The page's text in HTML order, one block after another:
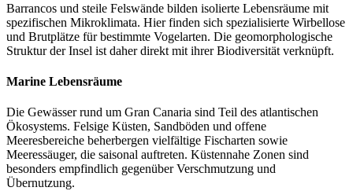
Barrancos und steile Felswände bilden isolierte Lebensräume mit
spezifischen Mikroklimata. Hier finden sich spezialisierte Wirbellose
und Brutplätze für bestimmte Vogelarten. Die geomorphologische
Struktur der Insel ist daher direkt mit ihrer Biodiversität verknüpft.
Marine Lebensräume
Die Gewässer rund um Gran Canaria sind Teil des atlantischen
Ökosystems. Felsige Küsten, Sandböden und offene
Meeresbereiche beherbergen vielfältige Fischarten sowie
Meeressäuger, die saisonal auftreten. Küstennahe Zonen sind
besonders empfindlich gegenüber Verschmutzung und
Übernutzung.